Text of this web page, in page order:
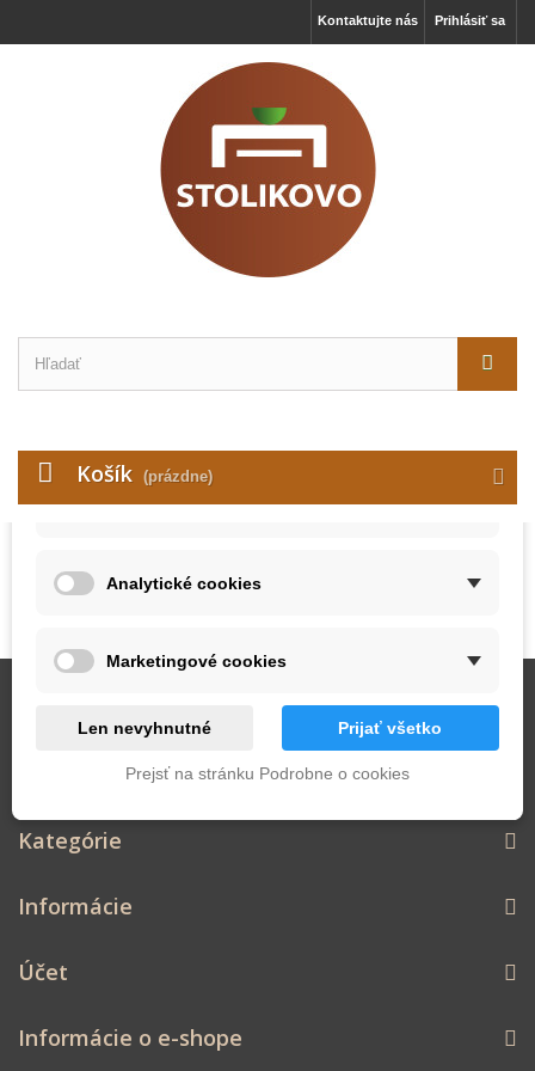
Prihlásiť sa
Kontaktujte nás
Košík (prázdne)
Kategórie
Informácie
Účet
Informácie o e-shope
×
Technické cookies
Analytické cookies
Marketingové cookies
Len nevyhnutné Prijať všetko
Prejsť na stránku Podrobne o cookies